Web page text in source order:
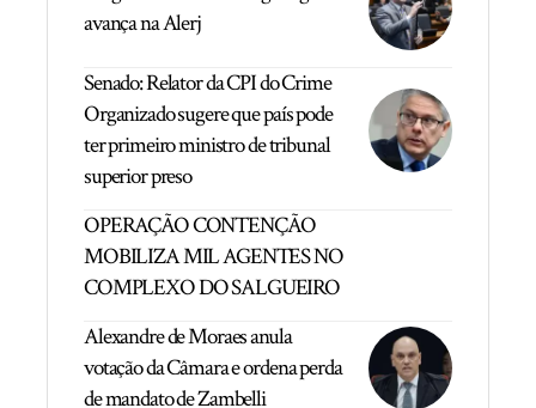
avança na Alerj
Senado: Relator da CPI do Crime
Organizado sugere que país pode
ter primeiro ministro de tribunal
superior preso
OPERAÇÃO CONTENÇÃO
MOBILIZA MIL AGENTES NO
COMPLEXO DO SALGUEIRO
Alexandre de Moraes anula
votação da Câmara e ordena perda
de mandato de Zambelli